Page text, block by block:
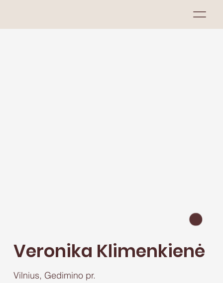
Veronika Klimenkienė
Vilnius, Gedimino pr.